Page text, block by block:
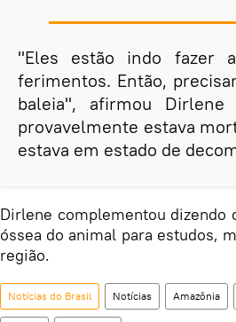
"Eles estão indo fazer
ferimentos. Então,
baleia", afirmou
provavelmente estava
estava em estado de
Dirlene complementou
óssea do animal para estudos,
região.
Notícias do Brasil Notícias Amazônia